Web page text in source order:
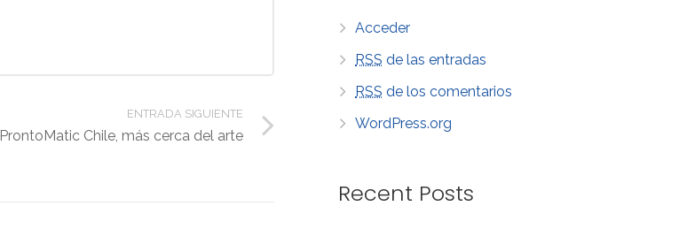
ENTRADA SIGUIENTE
ProntoMatic Chile, más cerca del arte
Acceder
RSS de las entradas
RSS de los comentarios
WordPress.org
Recent Posts